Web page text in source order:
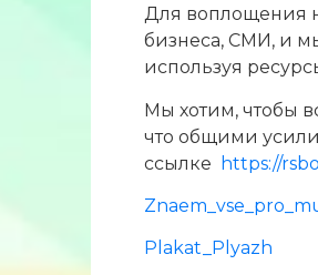
Для воплощения
бизнеса, СМИ, и
используя
Мы хотим, чтобы
что общими
ссылке
https://
Plakat_Plyazh